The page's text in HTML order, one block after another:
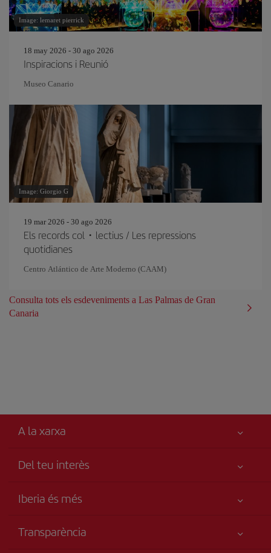
Image: lemaret pierrick
18 may 2026 - 30 ago 2026
Inspiracions i Reunió
Museo Canario
Image: Giorgio G
19 mar 2026 - 30 ago 2026
Els records col・lectius / Les repressions
quotidianes
Centro Atlántico de Arte Moderno (CAAM)
Consulta tots els esdeveniments a Las Palmas de Gran
Canaria
A la xarxa
Del teu interès
La teva seguretat és el més importat
Iberia és més
Grup Iberia
Transparència